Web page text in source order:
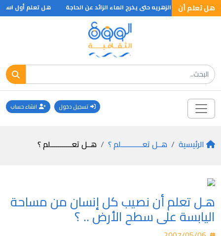
هل تعلم أن
يثقب قعر الزهريه حتى يخرج الماء الزائد عن الحاجة هل تعلم أول
تسجيل دخول انشاء حساب
الرئيسية هــل تعـــــــــــلم ؟ هــل تعـــــــــــلم ؟
هـل تعلم أن نصيب كل إنسان من مساحة
اليابسة على سطح الأرض .. ؟